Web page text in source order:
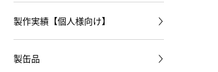
製作実績【個人様向け】
製缶品